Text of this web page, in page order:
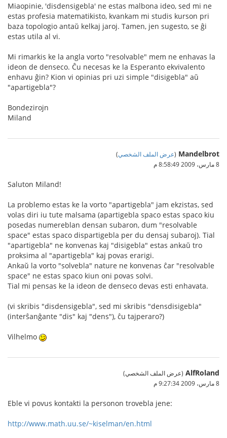
Miaopinie, 'disdensigebla' ne estas malbona ideo, sed mi ne
estas profesia matematikisto, kvankam mi studis kurson pri
baza topologio antaŭ kelkaj jaroj. Tamen, jen sugesto, se ĝi
estas utila al vi.
Mi rimarkis ke la angla vorto "resolvable" mem ne enhavas la
ideon de denseco. Ĉu necesas ke la Esperanto ekvivalento
enhavu ĝin? Kion vi opinias pri uzi simple "disigebla" aŭ
"apartigebla"?
Bondezirojn
Miland
Mandelbrot
(عرض الملف الشخصي)
8 مارس، 2009 8:58:49 م
Saluton Miland!
La problemo estas ke la vorto "apartigebla" jam ekzistas, sed
volas diri iu tute malsama (apartigebla spaco estas spaco kiu
posedas numereblan densan subaron, dum "resolvable
space" estas spaco dispartigebla per du densaj subaroj). Tial
"apartigebla" ne konvenas kaj "disigebla" estas ankaŭ tro
proksima al "apartigebla" kaj povas erarigi.
Ankaŭ la vorto "solvebla" nature ne konvenas ĉar "resolvable
space" ne estas spaco kiun oni povas solvi.
Tial mi pensas ke la ideon de denseco devas esti enhavata.
(vi skribis "disdensigebla", sed mi skribis "densdisigebla"
(interŝanĝante "dis" kaj "dens"), ĉu tajperaro?)
Vilhelmo
AlfRoland (عرض الملف الشخصي)
8 مارس، 2009 9:27:34 م
Eble vi povus kontakti la personon trovebla jene:
http://www.math.uu.se/~kiselman/en.html